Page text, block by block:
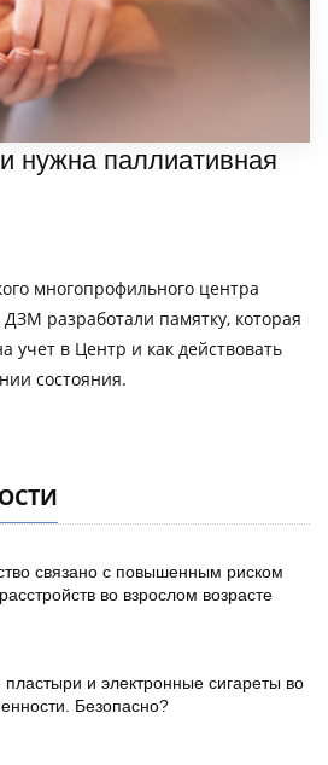
нужна паллиативная
многопрофильного центра
разработали памятку, которая
учет в Центр и как действовать
состояния.
связано с повышенным риском
во взрослом возрасте
и электронные сигареты во
Безопасно?